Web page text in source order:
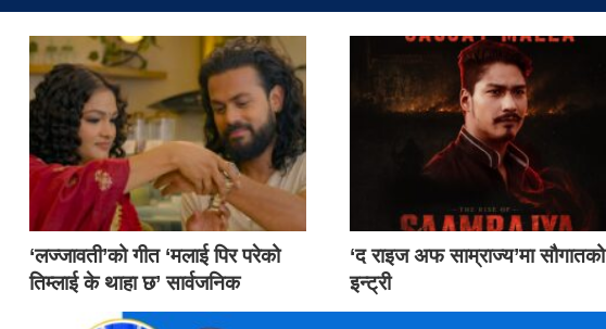
‘लज्जावती’को गीत ‘मलाई पिर परेको
तिम्लाई के थाहा छ’ सार्वजनिक
‘द राइज अफ साम्राज्य’मा सौगातको
इन्ट्री